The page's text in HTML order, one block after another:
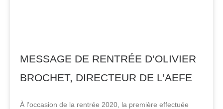
MESSAGE DE RENTRÉE D’OLIVIER
BROCHET, DIRECTEUR DE L’AEFE
À l’occasion de la rentrée 2020, la première effectuée